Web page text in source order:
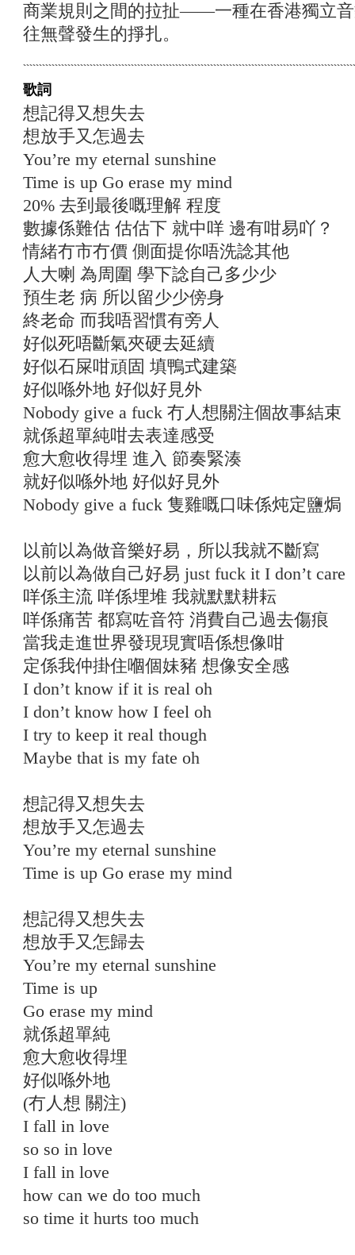
商業規則之間的拉扯——一種在香港獨立
往無聲發生的掙扎。
歌詞
想記得又想失去
想放手又怎過去
You’re my eternal sunshine
Time is up Go erase my mind
20% 去到最後嘅理解 程度
數據係難估 估估下 就中咩 邊有咁易吖？
情緒冇市冇價 側面提你唔洗諗其他
人大喇 為周圍 學下諗自己多少少
預生老 病 所以留少少傍身
終老命 而我唔習慣有旁人
好似死唔斷氣夾硬去延續
好似石屎咁頑固 填鴨式建築
好似喺外地 好似好見外
Nobody give a fuck 冇人想關注個故事結束
就係超單純咁去表達感受
愈大愈收得埋 進入 節奏緊湊
就好似喺外地 好似好見外
Nobody give a fuck 隻雞嘅口味係炖定鹽焗
以前以為做音樂好易，所以我就不斷寫
以前以為做自己好易 just fuck it I don’t care
咩係主流 咩係埋堆 我就默默耕耘
咩係痛苦 都寫咗音符 消費自己過去傷痕
當我走進世界發現現實唔係想像咁
定係我仲掛住嗰個妹豬 想像安全感
I don’t know if it is real oh
I don’t know how I feel oh
I try to keep it real though
Maybe that is my fate oh
想記得又想失去
想放手又怎過去
You’re my eternal sunshine
Time is up Go erase my mind
想記得又想失去
想放手又怎歸去
You’re my eternal sunshine
Time is up
Go erase my mind
就係超單純
愈大愈收得埋
好似喺外地
(冇人想 關注)
I fall in love
so so in love
I fall in love
how can we do too much
so time it hurts too much